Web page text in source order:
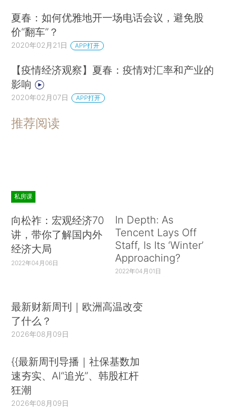
夏春：如何优雅地开一场电话会议，避免股
价“翻车”？
2020年02月21日 APP打开
【疫情经济观察】夏春：疫情对汇率和产业的
影响
2020年02月07日 APP打开
推荐阅读
私房课
向松祚：宏观经济70
讲，带你了解国内外
经济大局
2022年04月06日
In Depth: As
Tencent Lays Off
Staff, Is Its ‘Winter’
Approaching?
2022年04月01日
最新财新周刊｜欧洲高温改变
了什么？
2026年08月09日
{{最新周刊导播｜社保基数加
速夯实、AI“追光”、韩股杠杆
狂潮
2026年08月09日